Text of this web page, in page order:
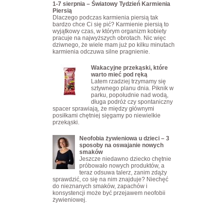
1-7 sierpnia – Światowy Tydzień Karmienia
Piersią
Dlaczego podczas karmienia piersią tak
bardzo chce Ci się pić? Karmienie piersią to
wyjątkowy czas, w którym organizm kobiety
pracuje na najwyższych obrotach. Nic więc
dziwnego, że wiele mam już po kilku minutach
karmienia odczuwa silne pragnienie.
Wakacyjne przekąski, które
warto mieć pod ręką
Latem rzadziej trzymamy się
sztywnego planu dnia. Piknik w
parku, popołudnie nad wodą,
długa podróż czy spontaniczny
spacer sprawiają, że między głównymi
posiłkami chętniej sięgamy po niewielkie
przekąski.
Neofobia żywieniowa u dzieci – 3
sposoby na oswajanie nowych
smaków
Jeszcze niedawno dziecko chętnie
próbowało nowych produktów, a
teraz odsuwa talerz, zanim zdąży
sprawdzić, co się na nim znajduje? Niechęć
do nieznanych smaków, zapachów i
konsystencji może być przejawem neofobii
żywieniowej.